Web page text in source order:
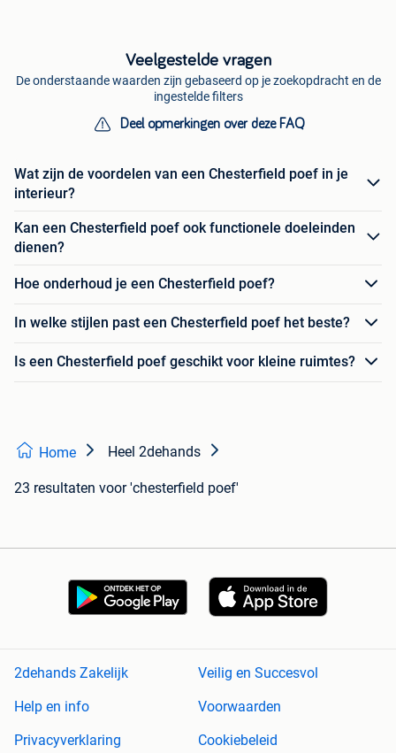
Veelgestelde vragen
De onderstaande waarden zijn gebaseerd op je zoekopdracht en de
ingestelde filters
Deel opmerkingen over deze FAQ
Wat zijn de voordelen van een Chesterfield poef in je
interieur?
Kan een Chesterfield poef ook functionele doeleinden
dienen?
Hoe onderhoud je een Chesterfield poef?
In welke stijlen past een Chesterfield poef het beste?
Is een Chesterfield poef geschikt voor kleine ruimtes?
Home Heel 2dehands
23 resultaten voor 'chesterfield poef'
2dehands Zakelijk
Veilig en Succesvol
Help en info
Voorwaarden
Privacyverklaring
Cookiebeleid